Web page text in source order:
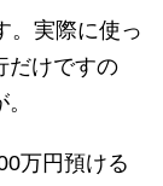
。実際に使っ
だけですの
万円預ける